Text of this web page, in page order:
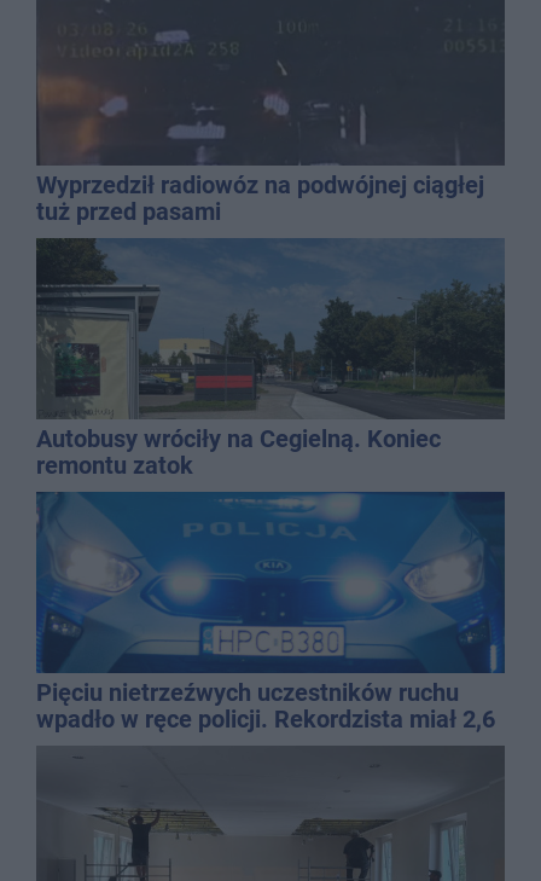
Wyprzedził radiowóz na podwójnej ciągłej
tuż przed pasami
Autobusy wróciły na Cegielną. Koniec
remontu zatok
Pięciu nietrzeźwych uczestników ruchu
wpadło w ręce policji. Rekordzista miał 2,6
promila